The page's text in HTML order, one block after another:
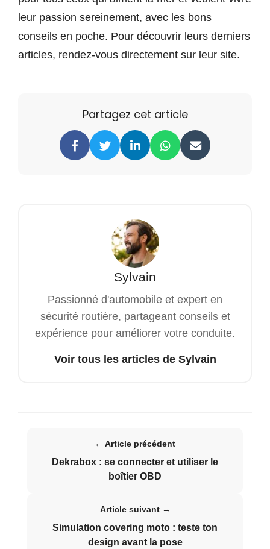
leur passion sereinement, avec les bons
conseils en poche. Pour découvrir leurs derniers
articles, rendez-vous directement sur leur site.
Partagez cet article
Sylvain
Passionné d'automobile et expert en
sécurité routière, partageant conseils et
expérience pour améliorer votre conduite.
Voir tous les articles de Sylvain
← Article précédent
Dekrabox : se connecter et utiliser le
boîtier OBD
Article suivant →
Simulation covering moto : teste ton
design avant la pose